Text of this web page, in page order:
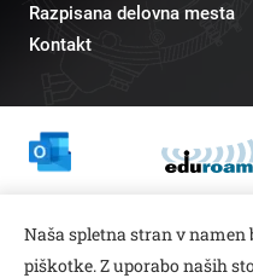
Razpisana delovna mesta
Kontakt
pr@fs.uni-lj.si
Naša spletna stran v
piškotke. Z uporabo naših